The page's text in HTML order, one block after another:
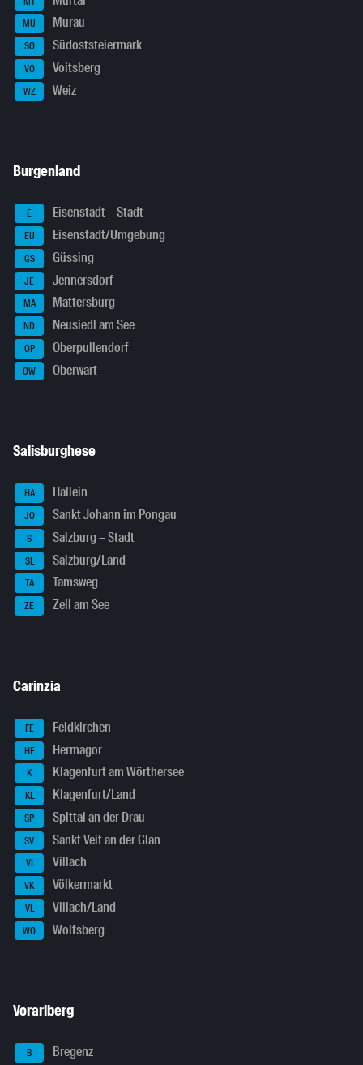
MU Murau
SO Südoststeiermark
VO Voitsberg
WZ Weiz
Burgenland
E Eisenstadt – Stadt
EU Eisenstadt/Umgebung
GS Güssing
JE Jennersdorf
MA Mattersburg
ND Neusiedl am See
OP Oberpullendorf
OW Oberwart
Salisburghese
HA Hallein
JO Sankt Johann im Pongau
S Salzburg – Stadt
SL Salzburg/Land
TA Tamsweg
ZE Zell am See
Carinzia
FE Feldkirchen
HE Hermagor
K Klagenfurt am Wörthersee
KL Klagenfurt/Land
SP Spittal an der Drau
SV Sankt Veit an der Glan
VI Villach
VK Völkermarkt
VL Villach/Land
WO Wolfsberg
Vorarlberg
B Bregenz